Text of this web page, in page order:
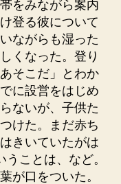
をみながら案内
登る彼について
ながらも湿った
くなった。登り
そこだ」とわか
に設営をはじめ
ないが、子供た
けた。まだ赤ち
きいていたがは
ことは、など。
が口をついた。